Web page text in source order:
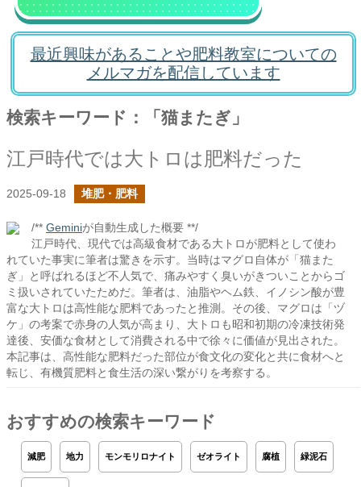
最近興味があることや肥料教室についての
メルマガを配信しています
検索キーワード：「猫またぎ」
江戸時代では大トロは肥料だった
2025-09-18 堆肥・肥料
/** Geminiが自動生成した概要 **/
江戸時代、現代では高級食材である大トロが肥料として使わ
れていた事実に筆者は驚きを示す。当時はマグロ自体が「猫また
ぎ」と呼ばれるほど不人気で、痛みやすく臭いがきついことからゴ
ミ扱いされていたためだ。筆者は、油脂やヘム鉄、イノシン酸が豊
富な大トロは高性能な肥料であったと推測。その後、マグロは「ヅ
ケ」の考案で赤身の人気が高まり、大トロも昭和初期の冷凍技術発
達後、安価な食材として消費される中で徐々に価値が見出された。
本記事は、高性能な肥料だった部位が食文化の変化と共に食材へと
転じ、有機質肥料と食生活の深い繋がりを考察する。
おすすめの検索キーワード
減肥 地力 モンモリロナイト ゼオライト 腐植 緑泥石